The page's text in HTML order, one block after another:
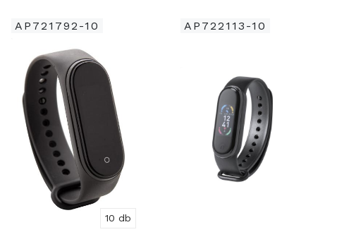
AP721792-10
10 db
AP722113-10